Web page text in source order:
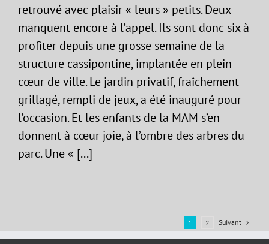
retrouvé avec plaisir « leurs » petits. Deux
manquent encore à l’appel. Ils sont donc six à
profiter depuis une grosse semaine de la
structure cassipontine, implantée en plein
cœur de ville. Le jardin privatif, fraîchement
grillagé, rempli de jeux, a été inauguré pour
l’occasion. Et les enfants de la MAM s’en
donnent à cœur joie, à l’ombre des arbres du
parc. Une « [...]
1 2 Suivant